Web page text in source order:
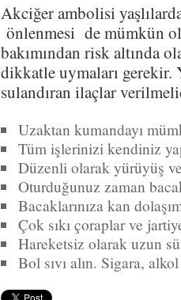
Akciğer ambolisi
önlenmesi de mümkün
bakımından risk altında
dikkatle uymaları gerekir.
sulandıran ilaçlar
Uzaktan kumandayı
Tüm işlerinizi kendiniz
Düzenli olarak yürüyüş
Oturduğunuz zaman
Bacaklarınıza kan
Çok sıkı çoraplar ve
Hareketsiz olarak uzun
Bol sıvı alın. Sigara,